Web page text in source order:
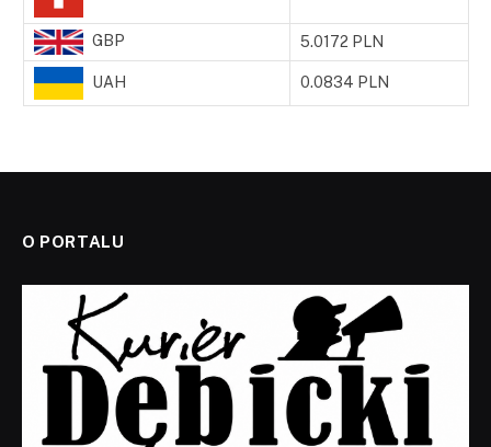
GBP 5.0172 PLN
UAH 0.0834 PLN
O PORTALU